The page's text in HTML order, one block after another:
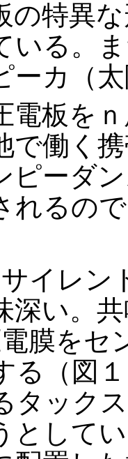
の特異
いる。
ーカ（
電板を
で働く
ピーダ
れるの
イレン
深い。
膜をセ
る（図
タック
として